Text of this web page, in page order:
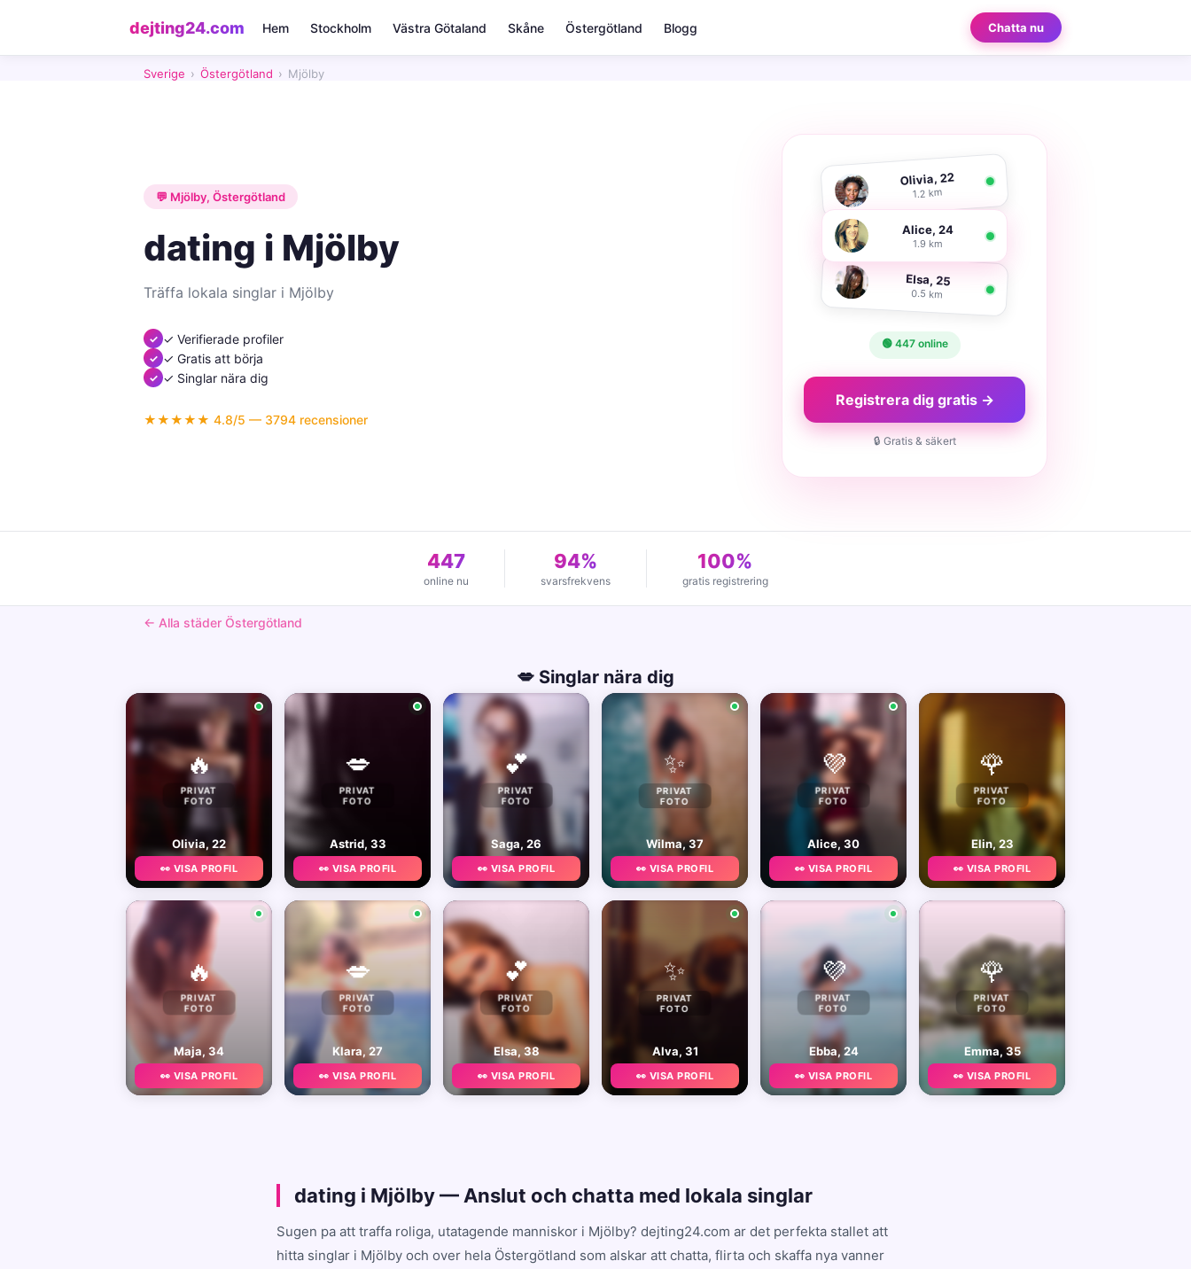
dejting24.com Hem Stockholm Västra Götaland Skåne Östergötland Blogg Chatta nu
Sverige › Östergötland › Mjölby
💬 Mjölby, Östergötland
dating i Mjölby
Träffa lokala singlar i Mjölby
✓ Verifierade profiler
✓ Gratis att börja
✓ Singlar nära dig
★★★★★ 4.8/5 — 3794 recensioner
Olivia, 22
1.2 km
Alice, 24
1.9 km
Elsa, 25
0.5 km
🟢 447 online
Registrera dig gratis →
🔒 Gratis & säkert
447
online nu
94%
svarsfrekvens
100%
gratis registrering
← Alla städer Östergötland
💋 Singlar nära dig
🔥
PRIVAT
FOTO
Olivia, 22
👀 VISA PROFIL
💋
PRIVAT
FOTO
Astrid, 33
👀 VISA PROFIL
💕
PRIVAT
FOTO
Saga, 26
👀 VISA PROFIL
✨
PRIVAT
FOTO
Wilma, 37
👀 VISA PROFIL
💜
PRIVAT
FOTO
Alice, 30
👀 VISA PROFIL
🌹
PRIVAT
FOTO
Elin, 23
👀 VISA PROFIL
🔥
PRIVAT
FOTO
Maja, 34
👀 VISA PROFIL
💋
PRIVAT
FOTO
Klara, 27
👀 VISA PROFIL
💕
PRIVAT
FOTO
Elsa, 38
👀 VISA PROFIL
✨
PRIVAT
FOTO
Alva, 31
👀 VISA PROFIL
💜
PRIVAT
FOTO
Ebba, 24
👀 VISA PROFIL
🌹
PRIVAT
FOTO
Emma, 35
👀 VISA PROFIL
dating i Mjölby — Anslut och chatta med lokala singlar
Sugen pa att traffa roliga, utatagende manniskor i Mjölby? dejting24.com ar det perfekta stallet att
hitta singlar i Mjölby och over hela Östergötland som alskar att chatta, flirta och skaffa nya vanner